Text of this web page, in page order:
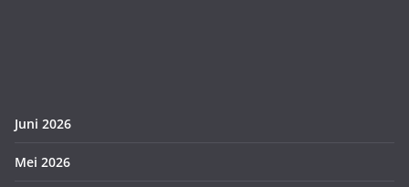
Juni 2026
Mei 2026